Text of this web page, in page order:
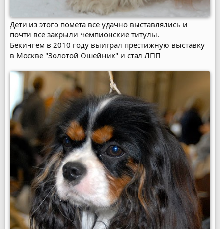
Дети из этого помета все удачно выставлялись и
почти все закрыли Чемпионские титулы.
Бекингем в 2010 году выиграл престижную выставку
в Москве "Золотой Ошейник" и стал ЛПП